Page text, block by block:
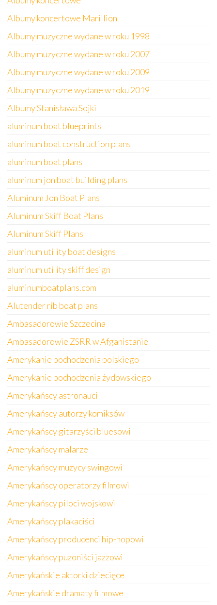
Albumy koncertowe Marillion
Albumy muzyczne wydane w roku 1998
Albumy muzyczne wydane w roku 2007
Albumy muzyczne wydane w roku 2009
Albumy muzyczne wydane w roku 2019
Albumy Stanisława Sojki
aluminum boat blueprints
aluminum boat construction plans
aluminum boat plans
aluminum jon boat building plans
Aluminum Jon Boat Plans
Aluminum Skiff Boat Plans
Aluminum Skiff Plans
aluminum utility boat designs
aluminum utility skiff design
aluminumboatplans.com
Alutender rib boat plans
Ambasadorowie Szczecina
Ambasadorowie ZSRR w Afganistanie
Amerykanie pochodzenia polskiego
Amerykanie pochodzenia żydowskiego
Amerykańscy astronauci
Amerykańscy autorzy komiksów
Amerykańscy gitarzyści bluesowi
Amerykańscy malarze
Amerykańscy muzycy swingowi
Amerykańscy operatorzy filmowi
Amerykańscy piloci wojskowi
Amerykańscy plakaciści
Amerykańscy producenci hip-hopowi
Amerykańscy puzoniści jazzowi
Amerykańskie aktorki dziecięce
Amerykańskie dramaty filmowe